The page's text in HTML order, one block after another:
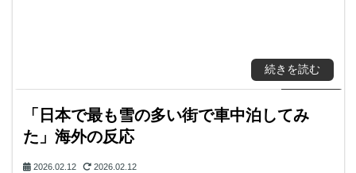
続きを読む
「日本で最も雪の多い街で車中泊してみ
た」海外の反応
2026.02.12 2026.02.12